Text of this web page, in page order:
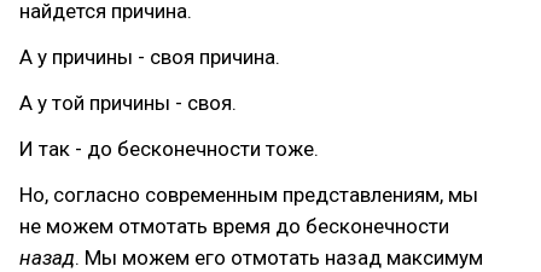
найдется причина.
А у причины - своя причина.
А у той причины - своя.
И так - до бесконечности тоже.
Но, согласно современным представлениям, мы
не можем отмотать время до бесконечности
назад. Мы можем его отмотать назад максимум